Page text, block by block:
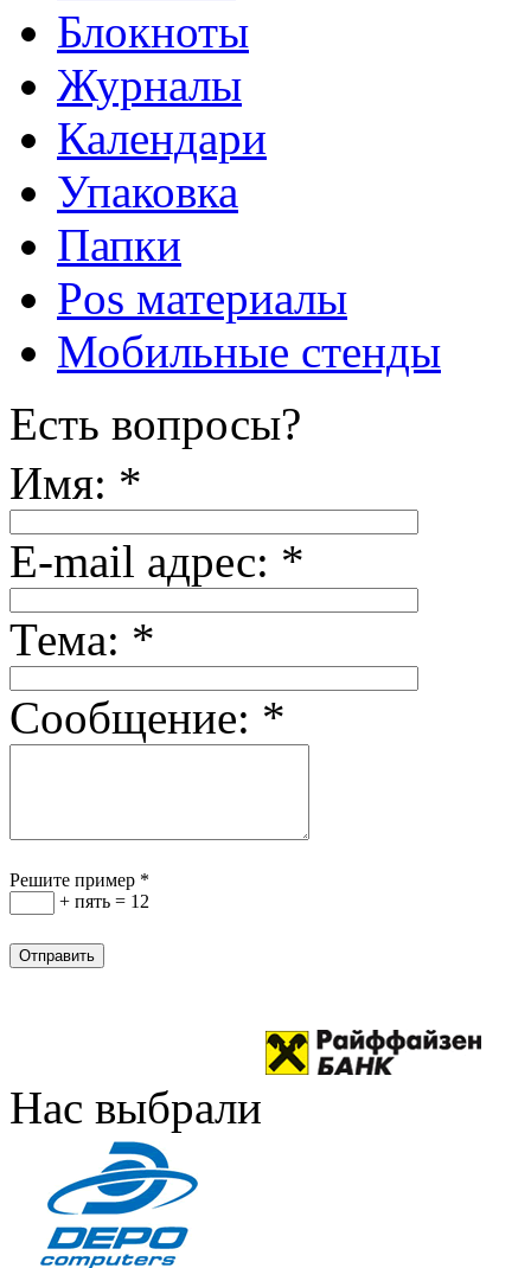
Блокноты
Журналы
Календари
Упаковка
Папки
Pos материалы
Мобильные стенды
Есть вопросы?
Имя: *
E-mail адрес: *
Тема: *
Сообщение: *
Решите пример *
+ пять = 12
Нас выбрали